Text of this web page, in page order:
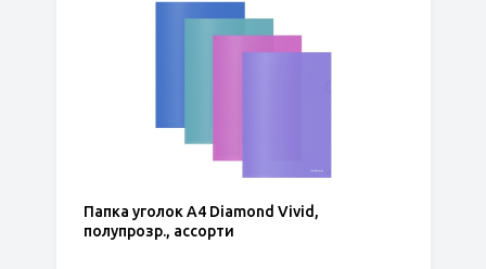
Папка уголок А4 Diamond Vivid,
полупрозр., ассорти